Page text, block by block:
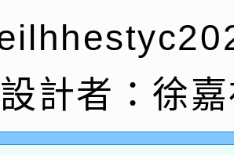
康促進學校輔導
長研習」實施計畫
族教育政策研討
育國際趨勢與發展
育部國民及學前
市政府教育局辦
成長研習實施計
國立臺灣師範大學
臺北學習中心
設計者：徐